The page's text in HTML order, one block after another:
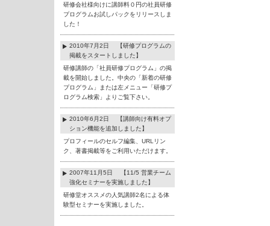
研修会社様向けに講師料０円の社員研修
プログラムお試しパックをリリースしま
した！
2010年7月2日 【研修プログラムの
掲載をスタートしました】
研修講師の「社員研修プログラム」の掲
載を開始しました。中央の「新着の研修
プログラム」または左メニュー「研修プ
ログラム検索」よりご覧下さい。
2010年6月2日 【講師向け有料オプ
ション機能を追加しました】
プロフィールのセルフ編集、URLリン
ク、著書掲載等をご利用いただけます。
2007年11月5日 【11/5 営業チーム
強化セミナーを実施しました】
研修堂オススメの人気講師2名による体
験型セミナーを実施しました。